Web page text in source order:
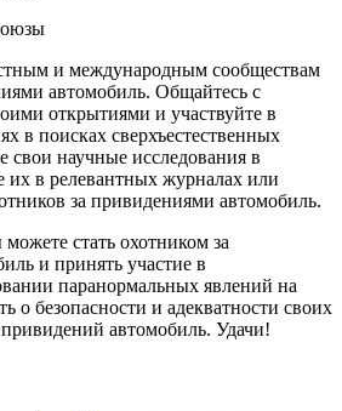
и международным сообществам
автомобиль. Общайтесь с
открытиями и участвуйте в
в поисках сверхъестественных
свои научные исследования в
их в релевантных журналах или
за привидениями автомобиль.
стать охотником за
и принять участие в
паранормальных явлений на
о безопасности и адекватности своих
автомобиль. Удачи!